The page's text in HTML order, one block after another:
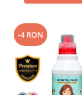
-4 RON